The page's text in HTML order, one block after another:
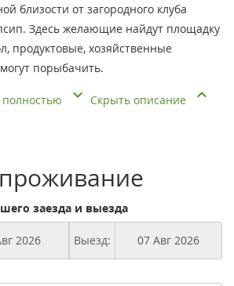
близости от загородного клуба
Здесь желающие найдут площадку
продуктовые, хозяйственные
порыбачить.
Скрыть описание
заезда и выезда
Выезд: